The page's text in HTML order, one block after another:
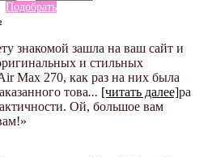
Подобрать
знакомой зашла на ваш сайт и
и стильных
Max 270, как раз на них была
това... [читать далее]ра
Ой, большое вам
»